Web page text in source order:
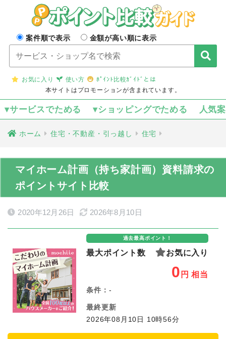
案件順で表示 金額が高い順に表示
お気に入り 使い方
ﾎﾟｲﾝﾄ比較ｶﾞｲﾄﾞとは
本サイトはプロモーションが含まれています。
▾サービスでためる ▾ショッピングでためる 人気
ホーム 住宅・不動産・引っ越し 住宅
マイホーム計画（持ち家計画）資料請求の
ポイントサイト比較
2020年12月26日 2026年8月10日
過去最高ポイント！
最大ポイント数 お気に入り
0 円 相当
条件： -
最終更新
2026年08月10日 10時56分